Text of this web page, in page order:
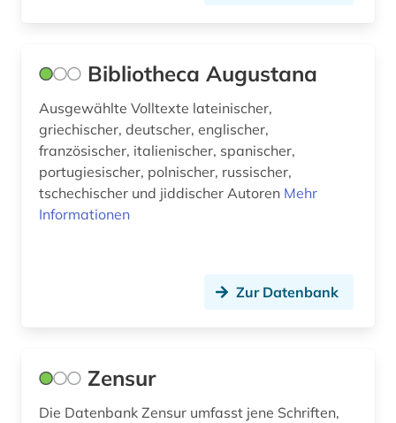
Bibliotheca Augustana
Ausgewählte Volltexte lateinischer,
griechischer, deutscher, englischer,
französischer, italienischer, spanischer,
portugiesischer, polnischer, russischer,
tschechischer und jiddischer Autoren Mehr
Informationen
Zur Datenbank
Zensur
Die Datenbank Zensur umfasst jene Schriften,